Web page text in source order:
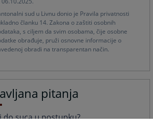
sud u Livnu donio je Pravila privatnosti
članku 14. Zakona o zaštiti osobnih
s ciljem da svim osobama, čije osobne
obrađuje, pruži osnovne informacije o
obradi na transparentan način.
pitanja
do suca u postupku?